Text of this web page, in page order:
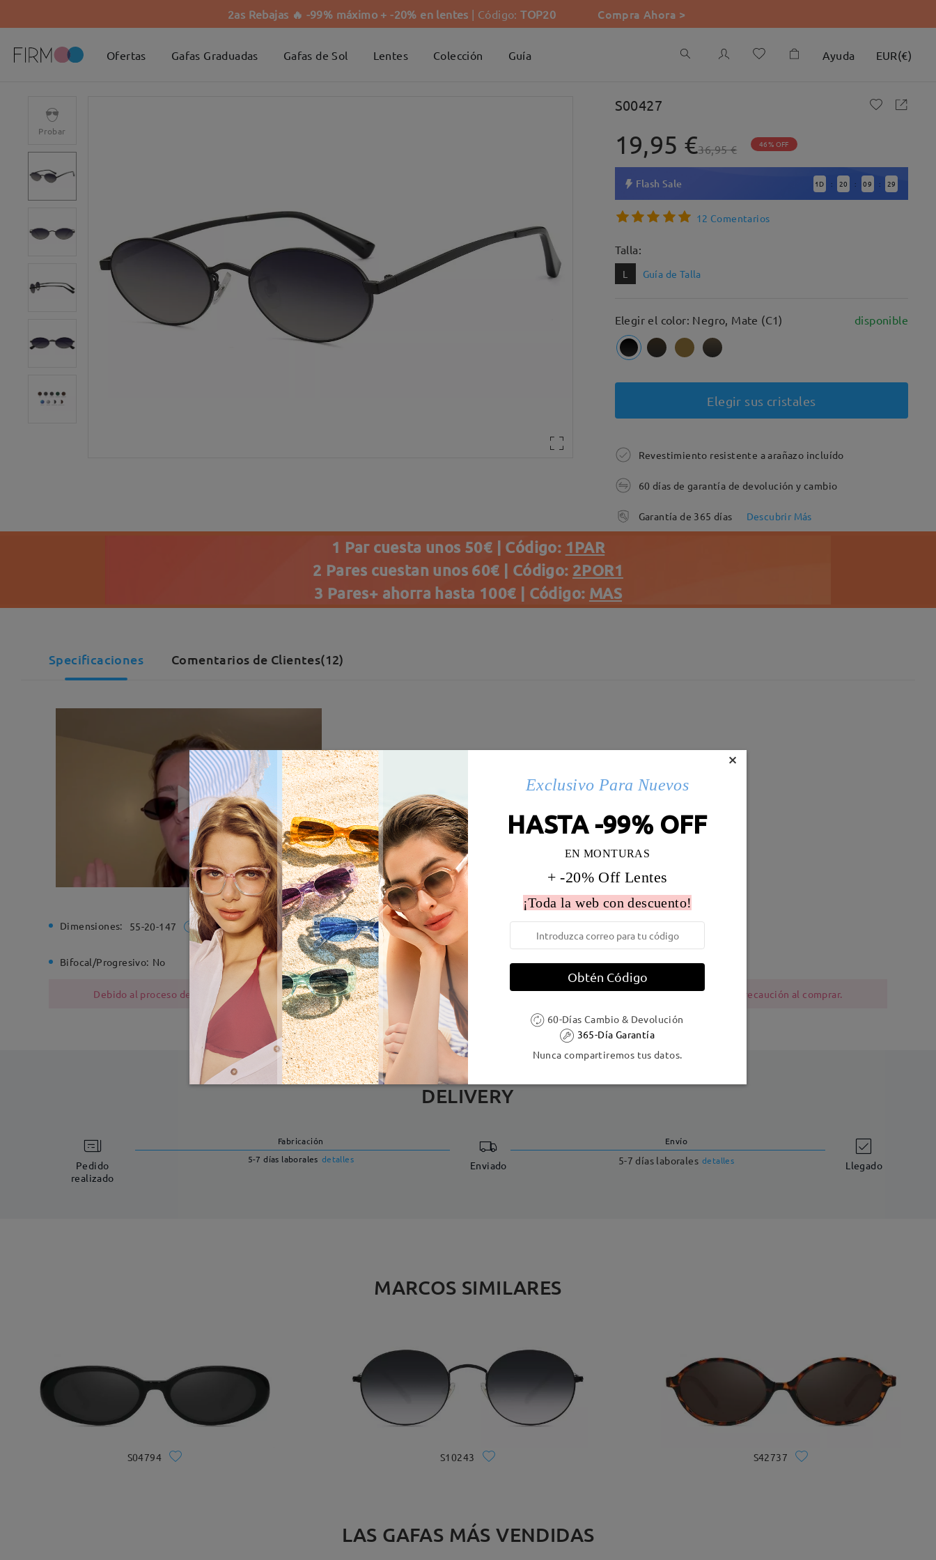
2as Rebajas 🔥 -99% máximo + -20% en lentes | Código:TOP20 Compra Ahora >
Ofertas Gafas Graduadas Gafas de Sol Lentes Colección Guía Ayuda EUR(€)
Probar
S00427
19,95 €36,95 € 46% OFF
Flash Sale 1 D : 20 : 09 : 28
12 Comentarios
Talla:
L Guía de Talla
Elegir el color: Negro, Mate (C1) disponible
Elegir sus cristales
Revestimiento resistente a arañazo incluído
60 días de garantía de devolución y cambio
Garantía de 365 días Descubrir Más
1 Par cuesta unos 50€ | Código: 1PAR
2 Pares cuestan unos 60€ | Código: 2POR1
3 Pares+ ahorra hasta 100€ | Código: MAS
Specificaciones Comentarios de Clientes(12)
Dimensiones: 55-20-147 Ancho de la montura: 136 mm ( Largo) Diametro de lentes: 55 mm Peso:
Bifocal/Progresivo: No Bisagra de resorte: No Material de la montura: Metal
Debido al proceso de fabricación, las monturas metálicas contienen níquel. Los clientes con antecedentes de alergia al níquel deben tener precaución al comprar.
DELIVERY
Pedido
realizado
Fabricación
5-7 días laborales detalles Enviado
Envío
5-7 días laborales detalles Llegado
MARCOS SIMILARES
S04794 S10243 S42737
LAS GAFAS MÁS VENDIDAS
×
Exclusivo Para Nuevos
HASTA -99% OFF
EN MONTURAS
+ -20% Off Lentes
¡Toda la web con descuento!
Obtén Código
60-Días Cambio & Devolución
365-Día Garantía
Nunca compartiremos tus datos.